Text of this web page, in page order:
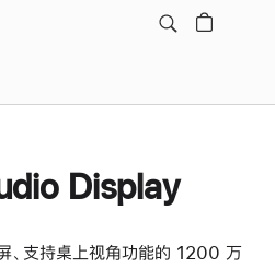
Display
、支持桌上视角功能的 1200 万